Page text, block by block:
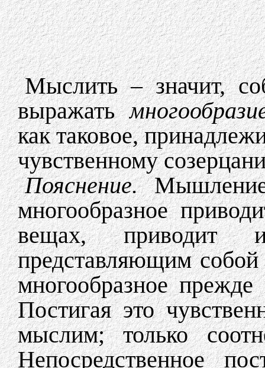
Мыслить – значит,
выражать
как таковое,
чувственному
Пояснение.
многообразное
вещах,
представляющим собой
многообразное
Постигая это
мыслим; только
Непосредственное